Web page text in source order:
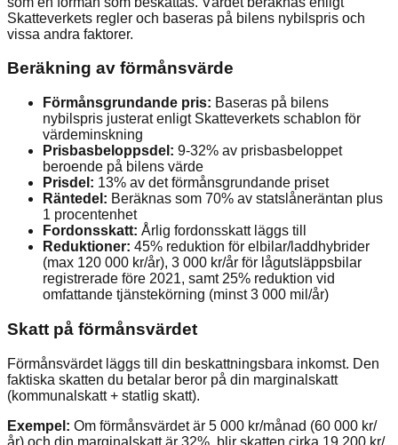
Skatteverkets regler och baseras på bilens nybilspris och
vissa andra faktorer.
Beräkning av förmånsvärde
Förmånsgrundande pris: Baseras på bilens
nybilspris justerat enligt Skatteverkets schablon för
värdeminskning
Prisbasbeloppsdel: 9-32% av prisbasbeloppet
beroende på bilens värde
Prisdel: 13% av det förmånsgrundande priset
Räntedel: Beräknas som 70% av statslåneräntan plus
1 procentenhet
Fordonsskatt: Årlig fordonsskatt läggs till
Reduktioner: 45% reduktion för elbilar/laddhybrider
(max 120 000 kr/år), 3 000 kr/år för lågutsläppsbilar
registrerade före 2021, samt 25% reduktion vid
omfattande tjänstekörning (minst 3 000 mil/år)
Skatt på förmånsvärdet
Förmånsvärdet läggs till din beskattningsbara inkomst. Den
faktiska skatten du betalar beror på din marginalskatt
(kommunalskatt + statlig skatt).
Exempel: Om förmånsvärdet är 5 000 kr/månad (60 000 kr/
år) och din marginalskatt är 32%, blir skatten cirka 19 200 kr/